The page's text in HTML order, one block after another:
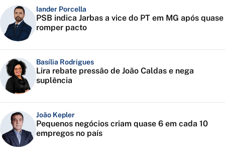
Iander Porcella
PSB indica Jarbas a vice do PT em MG após quase
romper pacto
Basília Rodrigues
Lira rebate pressão de João Caldas e nega
suplência
João Kepler
Pequenos negócios criam quase 6 em cada 10
empregos no país